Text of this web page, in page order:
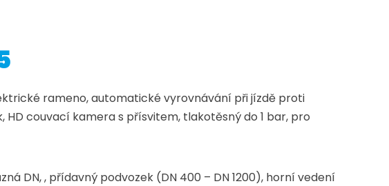
rameno, automatické vyrovnávání při jízdě proti
HD couvací kamera s přísvitem, tlakotěsný do 1 bar, pro
DN, , přídavný podvozek (DN 400 – DN 1200), horní vedení